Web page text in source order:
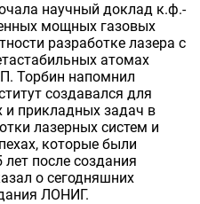
научный доклад к.ф.-
мощных газовых
разработке лазера с
атомах
Торбин напомнил
создавался для
прикладных задач в
лазерных систем и
которые были
после создания
о сегодняшних
ЛОНИГ.